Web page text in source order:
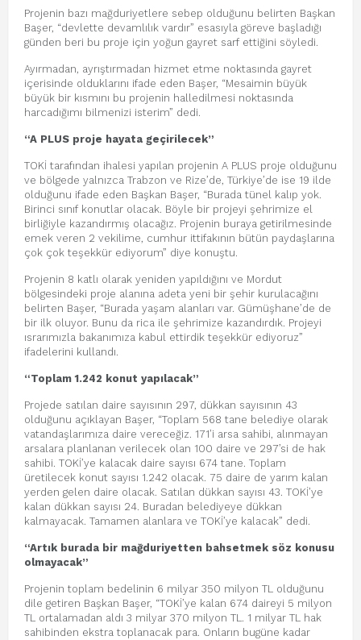
Projenin bazı mağduriyetlere sebep olduğunu belirten Başkan
Başer, “devlette devamlılık vardır” esasıyla göreve başladığı
günden beri bu proje için yoğun gayret sarf ettiğini söyledi.
Ayırmadan, ayrıştırmadan hizmet etme noktasında gayret
içerisinde olduklarını ifade eden Başer, “Mesaimin büyük
büyük bir kısmını bu projenin halledilmesi noktasında
harcadığımı bilmenizi isterim” dedi.
“A PLUS proje hayata geçirilecek”
TOKİ tarafından ihalesi yapılan projenin A PLUS proje olduğunu
ve bölgede yalnızca Trabzon ve Rize’de, Türkiye’de ise 19 ilde
olduğunu ifade eden Başkan Başer, “Burada tünel kalıp yok.
Birinci sınıf konutlar olacak. Böyle bir projeyi şehrimize el
birliğiyle kazandırmış olacağız. Projenin buraya getirilmesinde
emek veren 2 vekilime, cumhur ittifakının bütün paydaşlarına
çok çok teşekkür ediyorum” diye konuştu.
Projenin 8 katlı olarak yeniden yapıldığını ve Mordut
bölgesindeki proje alanına adeta yeni bir şehir kurulacağını
belirten Başer, “Burada yaşam alanları var. Gümüşhane’de de
bir ilk oluyor. Bunu da rica ile şehrimize kazandırdık. Projeyi
ısrarımızla bakanımıza kabul ettirdik teşekkür ediyoruz”
ifadelerini kullandı.
“Toplam 1.242 konut yapılacak”
Projede satılan daire sayısının 297, dükkan sayısının 43
olduğunu açıklayan Başer, “Toplam 568 tane belediye olarak
vatandaşlarımıza daire vereceğiz. 171’i arsa sahibi, alınmayan
arsalara planlanan verilecek olan 100 daire ve 297’si de hak
sahibi. TOKİ’ye kalacak daire sayısı 674 tane. Toplam
üretilecek konut sayısı 1.242 olacak. 75 daire de yarım kalan
yerden gelen daire olacak. Satılan dükkan sayısı 43. TOKİ’ye
kalan dükkan sayısı 24. Buradan belediyeye dükkan
kalmayacak. Tamamen alanlara ve TOKİ’ye kalacak” dedi.
“Artık burada bir mağduriyetten bahsetmek söz konusu
olmayacak”
Projenin toplam bedelinin 6 milyar 350 milyon TL olduğunu
dile getiren Başkan Başer, “TOKİ’ye kalan 674 daireyi 5 milyon
TL ortalamadan aldı 3 milyar 370 milyon TL. 1 milyar TL hak
sahibinden ekstra toplanacak para. Onların bugüne kadar